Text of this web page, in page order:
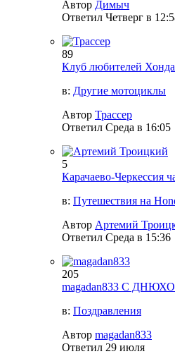
Автор Димыч
Ответил Четверг в
89
Клуб любителей
в: Другие мотоциклы
Автор Трассер
Ответил Среда в 16:05
5
Карачаево-Черкессия
в: Путешествия на
Автор Артемий
Ответил Среда в 15:36
205
magadan833 С
в: Поздравления
Автор magadan833
Ответил 29 июля